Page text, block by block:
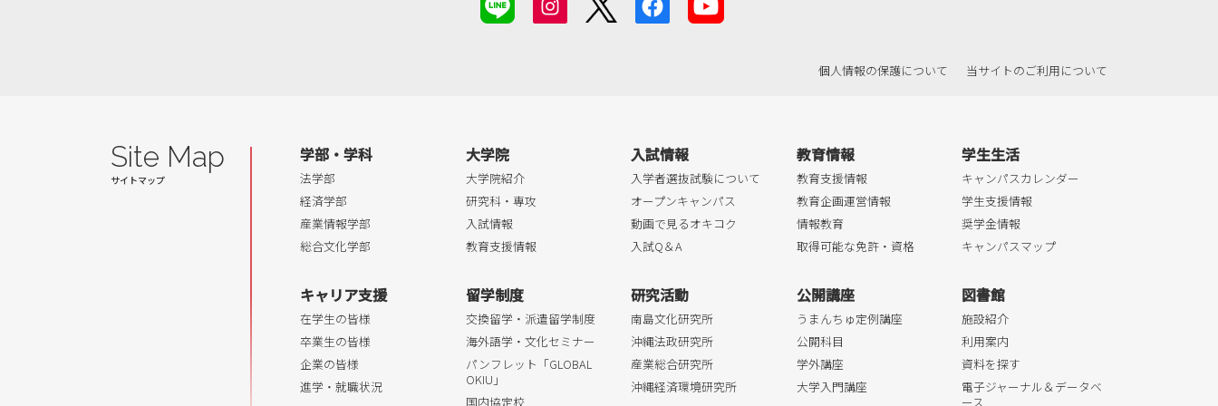
個人情報の保護について 当サイトのご利用について
Site Map 学部・学科
法学部
経済学部
産業情報学部
総合文化学部
大学院
大学院紹介
研究科・専攻
入試情報
教育支援情報
入試情報
入学者選抜試験について
オープンキャンパス
動画で見るオキコク
入試Q＆A
教育情報
教育支援情報
教育企画運営情報
情報教育
取得可能な免許・資格
学生生活
キャンパスカレンダー
学生支援情報
奨学金情報
キャンパスマップ
キャリア支援
在学生の皆様
卒業生の皆様
企業の皆様
進学・就職状況
留学制度
交換留学・派遣留学制度
海外語学・文化セミナー
パンフレット「GLOBAL
OKIU」
国内協定校
研究活動
南島文化研究所
沖縄法政研究所
産業総合研究所
沖縄経済環境研究所
公開講座
うまんちゅ定例講座
公開科目
学外講座
大学入門講座
図書館
施設紹介
利用案内
資料を探す
電子ジャーナル＆データベ
ース